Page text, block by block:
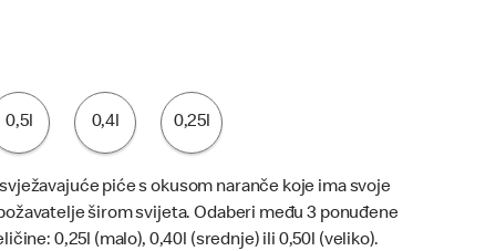
0,5l 0,4l 0,25l
piće s okusom naranče koje ima svoje
širom svijeta. Odaberi među 3 ponuđene
0,25l (malo), 0,40l (srednje) ili 0,50l (veliko).